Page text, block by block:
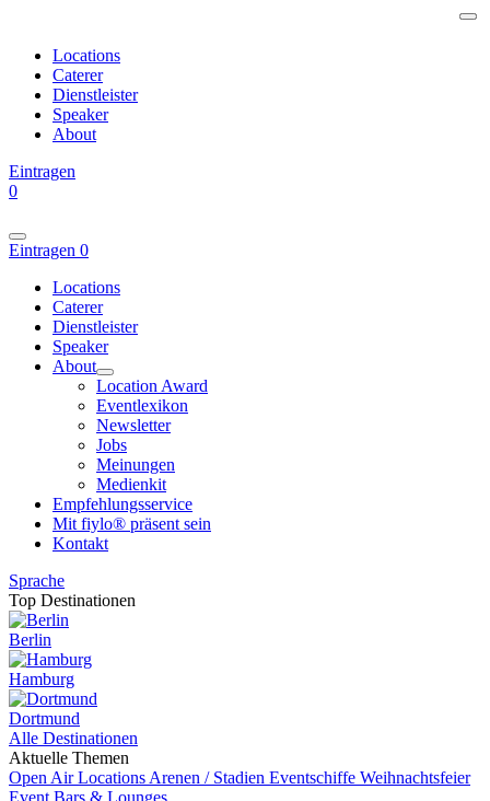
Locations
Caterer
Dienstleister
Speaker
About
Eintragen
0
Eintragen 0
Locations
Caterer
Dienstleister
Speaker
About
Location Award
Eventlexikon
Newsletter
Jobs
Meinungen
Medienkit
Empfehlungsservice
Mit fiylo® präsent sein
Kontakt
Sprache
Top Destinationen
Berlin
Hamburg
Dortmund
Alle Destinationen
Aktuelle Themen
Open Air Locations Arenen / Stadien Eventschiffe Weihnachtsfeier
Event Bars & Lounges